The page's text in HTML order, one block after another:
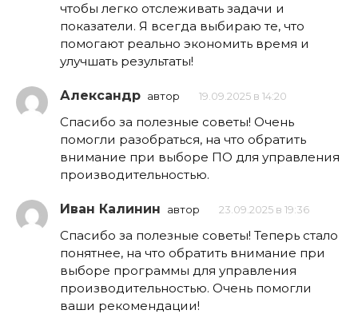
чтобы легко отслеживать задачи и
показатели. Я всегда выбираю те, что
помогают реально экономить время и
улучшать результаты!
Александр автор 19.09.2025 в 14:20
Спасибо за полезные советы! Очень
помогли разобраться, на что обратить
внимание при выборе ПО для управления
производительностью.
Иван Калинин автор 23.09.2025 в 19:36
Спасибо за полезные советы! Теперь стало
понятнее, на что обратить внимание при
выборе программы для управления
производительностью. Очень помогли
ваши рекомендации!